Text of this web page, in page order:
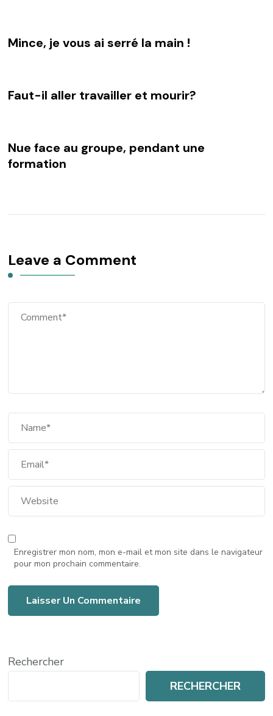
Mince, je vous ai serré la main !
Faut-il aller travailler et mourir?
Nue face au groupe, pendant une
formation
Leave a Comment
Enregistrer mon nom, mon e-mail et mon site dans le navigateur
pour mon prochain commentaire.
Rechercher
RECHERCHER